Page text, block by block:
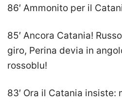
86′ Ammonito per il
85′ Ancora Catania!
giro, Perina devia in
rossoblu!
83′ Ora il Catania insiste: